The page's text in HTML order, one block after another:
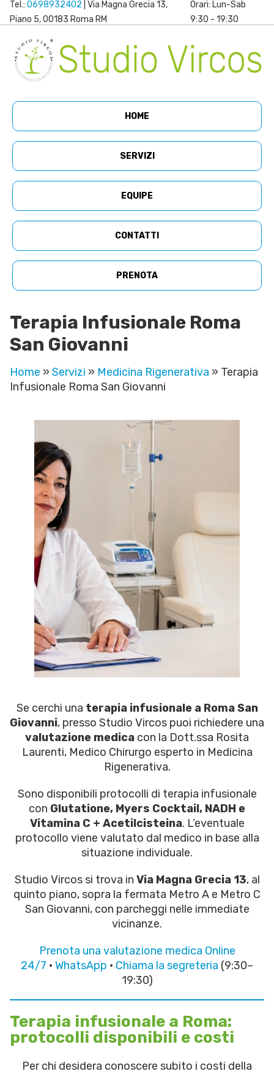
Tel.: 0698932402 | Via Magna Grecia 13,
Piano 5, 00183 Roma RM
Orari: Lun-Sab
9:30 - 19:30
HOME
SERVIZI
EQUIPE
CONTATTI
PRENOTA
Terapia Infusionale Roma
San Giovanni
Home » Servizi » Medicina Rigenerativa » Terapia
Infusionale Roma San Giovanni
Se cerchi una terapia infusionale a Roma San
Giovanni, presso Studio Vircos puoi richiedere una
valutazione medica con la Dott.ssa Rosita
Laurenti, Medico Chirurgo esperto in Medicina
Rigenerativa.
Sono disponibili protocolli di terapia infusionale
con Glutatione, Myers Cocktail, NADH e
Vitamina C + Acetilcisteina. L’eventuale
protocollo viene valutato dal medico in base alla
situazione individuale.
Studio Vircos si trova in Via Magna Grecia 13, al
quinto piano, sopra la fermata Metro A e Metro C
San Giovanni, con parcheggi nelle immediate
vicinanze.
Prenota una valutazione medica Online
24/7 · WhatsApp · Chiama la segreteria (9:30–
19:30)
Terapia infusionale a Roma:
protocolli disponibili e costi
Per chi desidera conoscere subito i costi della